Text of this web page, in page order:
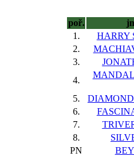
poř.
1.
HARRY
2.
3.
4.
5.
DIAMOND
6.
7.
8.
PN